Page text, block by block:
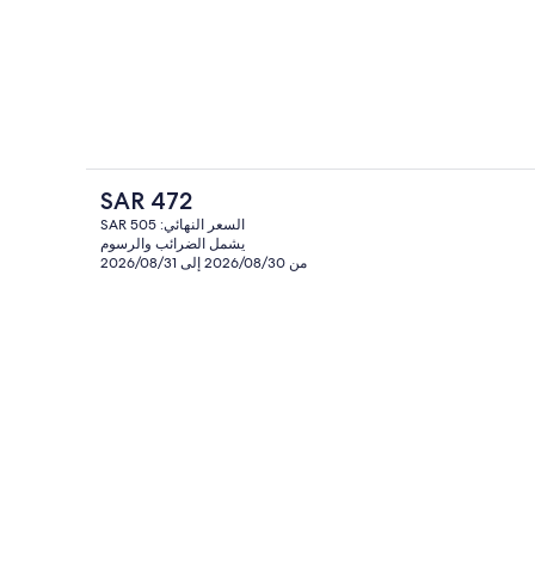
ساخن، حمام تركي، علاجات للجسم، معالجات لتقشير البشرة
واجهة المنشأة
السعر
الحالي
هو
SAR
SAR 472
السعر النهائي: SAR 505
يشمل الضرائب والرسوم
من 2026/08/30 إلى 2026/08/31